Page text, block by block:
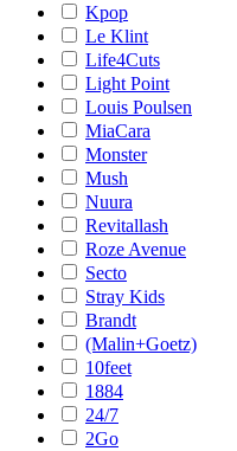
Kpop
Le Klint
Life4Cuts
Light Point
Louis Poulsen
MiaCara
Monster
Mush
Nuura
Revitallash
Roze Avenue
Secto
Stray Kids
Brandt
(Malin+Goetz)
10feet
1884
24/7
2Go